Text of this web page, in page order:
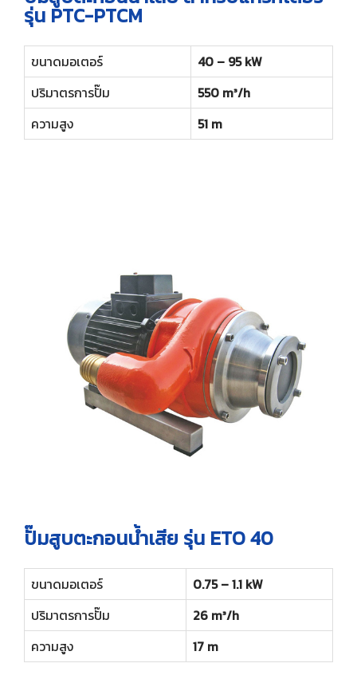
รุ่น PTC-PTCM
ขนาดมอเตอร์
40 – 95 kW
ปริมาตรการปั๊ม
550 m³/h
ความสูง
51 m
ปั๊มสูบตะกอนน้ำเสีย รุ่น ETO 40
ขนาดมอเตอร์
0.75 – 1.1 kW
ปริมาตรการปั๊ม
26 m³/h
ความสูง
17 m